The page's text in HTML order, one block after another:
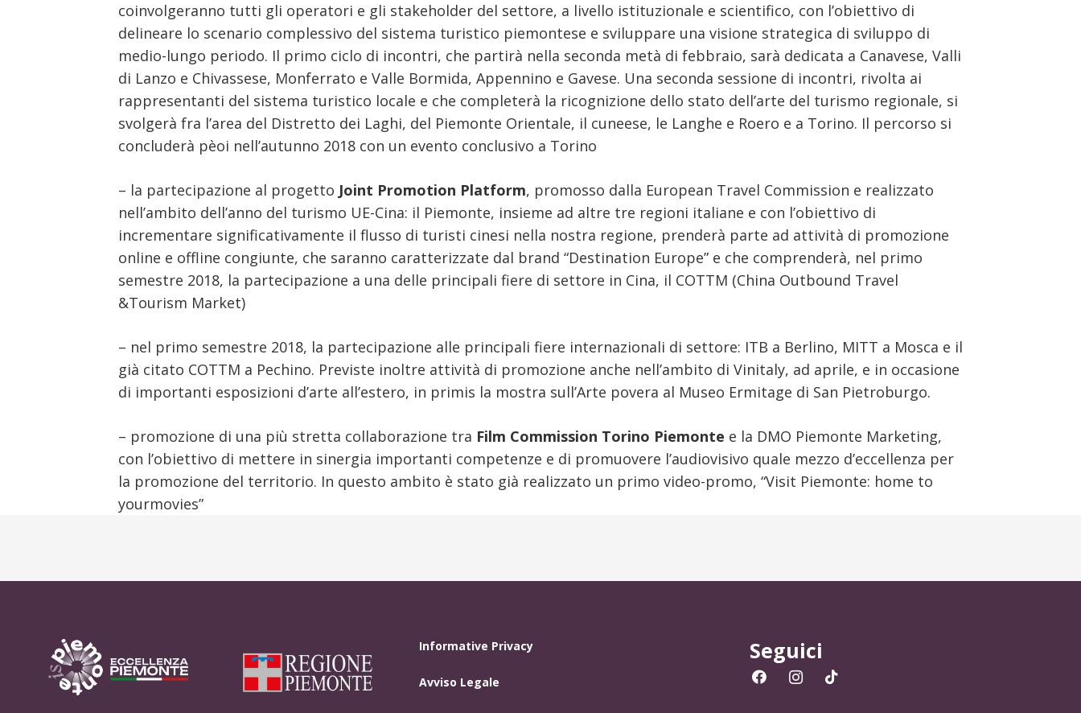
coinvolgeranno tutti gli operatori e gli stakeholder del settore, a livello istituzionale e scientifico, con l’obiettivo di
delineare lo scenario complessivo del sistema turistico piemontese e sviluppare una visione strategica di sviluppo di
medio-lungo periodo. Il primo ciclo di incontri, che partirà nella seconda metà di febbraio, sarà dedicata a Canavese, Valli
di Lanzo e Chivassese, Monferrato e Valle Bormida, Appennino e Gavese. Una seconda sessione di incontri, rivolta ai
rappresentanti del sistema turistico locale e che completerà la ricognizione dello stato dell’arte del turismo regionale, si
svolgerà fra l’area del Distretto dei Laghi, del Piemonte Orientale, il cuneese, le Langhe e Roero e a Torino. Il percorso si
concluderà pèoi nell’autunno 2018 con un evento conclusivo a Torino
– la partecipazione al progetto Joint Promotion Platform, promosso dalla European Travel Commission e realizzato
nell’ambito dell’anno del turismo UE-Cina: il Piemonte, insieme ad altre tre regioni italiane e con l’obiettivo di
incrementare significativamente il flusso di turisti cinesi nella nostra regione, prenderà parte ad attività di promozione
online e offline congiunte, che saranno caratterizzate dal brand “Destination Europe” e che comprenderà, nel primo
semestre 2018, la partecipazione a una delle principali fiere di settore in Cina, il COTTM (China Outbound Travel
&Tourism Market)
– nel primo semestre 2018, la partecipazione alle principali fiere internazionali di settore: ITB a Berlino, MITT a Mosca e il
già citato COTTM a Pechino. Previste inoltre attività di promozione anche nell’ambito di Vinitaly, ad aprile, e in occasione
di importanti esposizioni d’arte all’estero, in primis la mostra sull’Arte povera al Museo Ermitage di San Pietroburgo.
– promozione di una più stretta collaborazione tra Film Commission Torino Piemonte e la DMO Piemonte Marketing,
con l’obiettivo di mettere in sinergia importanti competenze e di promuovere l’audiovisivo quale mezzo d’eccellenza per
la promozione del territorio. In questo ambito è stato già realizzato un primo video-promo, “Visit Piemonte: home to
yourmovies”
Informative Privacy
Avviso Legale
Seguici